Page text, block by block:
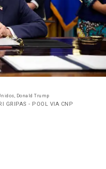
Donald Trump
GRIPAS - POOL VIA CNP